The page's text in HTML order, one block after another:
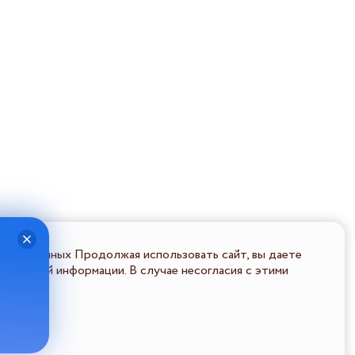
данных Продолжая использовать сайт, вы даете
информации. В случае несогласия с этими